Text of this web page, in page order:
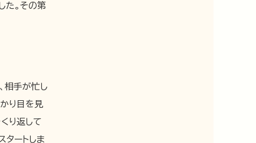
た。その第
相手が忙し
り目を見
り返して
タートしま